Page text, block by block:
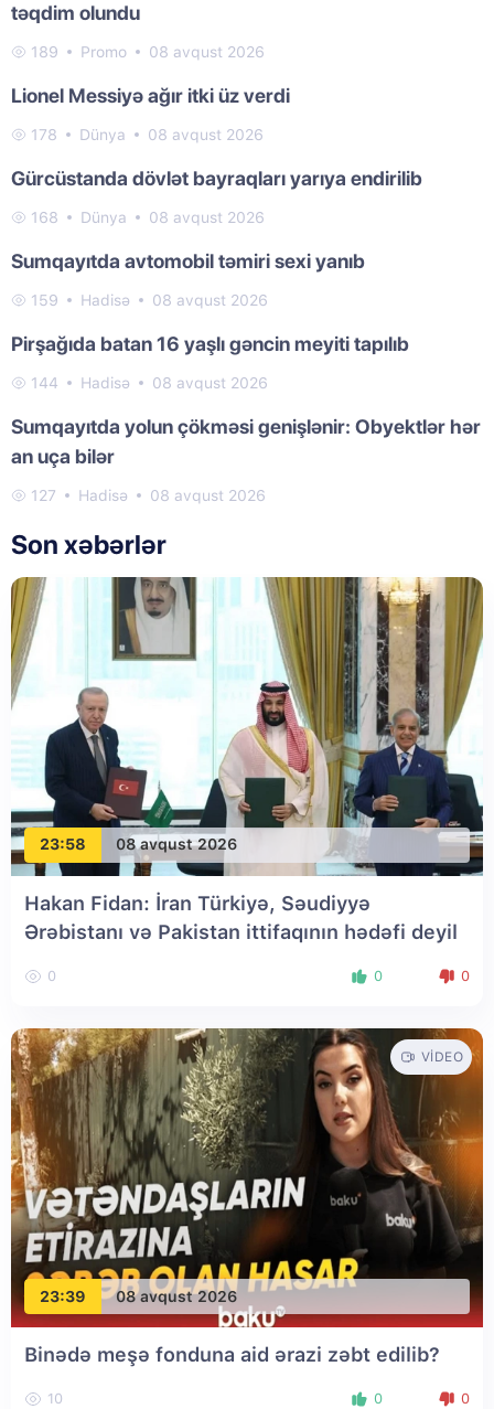
təqdim olundu
189 Promo 08 avqust 2026
Lionel Messiyə ağır itki üz verdi
178 Dünya 08 avqust 2026
Gürcüstanda dövlət bayraqları yarıya endirilib
168 Dünya 08 avqust 2026
Sumqayıtda avtomobil təmiri sexi yanıb
159 Hadisə 08 avqust 2026
Pirşağıda batan 16 yaşlı gəncin meyiti tapılıb
144 Hadisə 08 avqust 2026
Sumqayıtda yolun çökməsi genişlənir: Obyektlər hər
an uça bilər
127 Hadisə 08 avqust 2026
Son xəbərlər
23:58 08 avqust 2026
Hakan Fidan: İran Türkiyə, Səudiyyə
Ərəbistanı və Pakistan ittifaqının hədəfi deyil
0 0 0
23:39 08 avqust 2026
VIDEO
Binədə meşə fonduna aid ərazi zəbt edilib?
10 0 0